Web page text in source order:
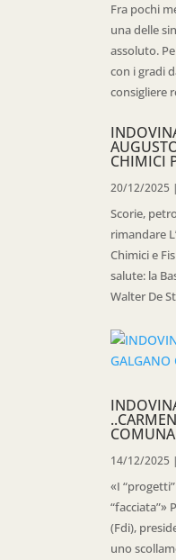
Fra pochi
una delle
assoluto.
con i gradi
consigliere
CHIMICI
20/12/2025 |
Scorie,
rimandare
Chimici e
salute: la
Walter De
14/12/2025 |
«I
“facciata”»
(Fdi),
uno